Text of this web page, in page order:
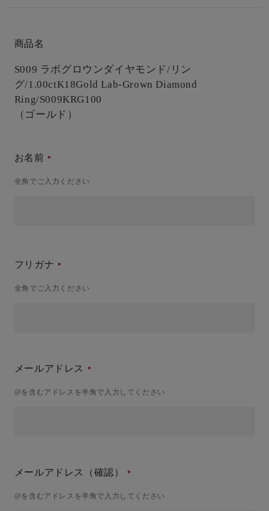
商品名
S009 ラボグロウンダイヤモンド/リン
グ/1.00ctK18Gold Lab-Grown Diamond
Ring/S009KRG100
（ゴールド）
お名前
全角でご入力ください
フリガナ
全角でご入力ください
メールアドレス
@を含むアドレスを半角で入力してください
メールアドレス（確認）
@を含むアドレスを半角で入力してください